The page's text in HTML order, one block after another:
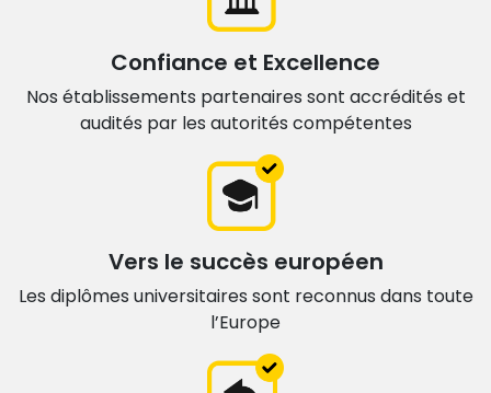
Confiance et Excellence
Nos établissements partenaires sont accrédités et
audités par les autorités compétentes
Vers le succès européen
Les diplômes universitaires sont reconnus dans toute
l’Europe